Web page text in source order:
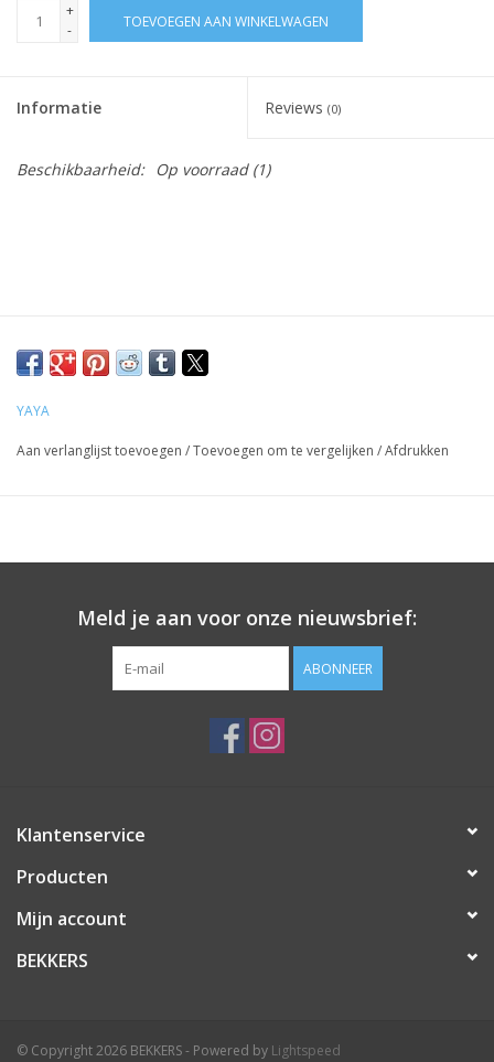
+
-
TOEVOEGEN AAN WINKELWAGEN
Informatie Reviews (0)
Beschikbaarheid: Op voorraad(1)
YAYA
Aan verlanglijst toevoegen /Toevoegen om te vergelijken /Afdrukken
Meld je aan voor onze nieuwsbrief:
ABONNEER
Klantenservice
Producten
Mijn account
BEKKERS
© Copyright 2026 BEKKERS - Powered by Lightspeed